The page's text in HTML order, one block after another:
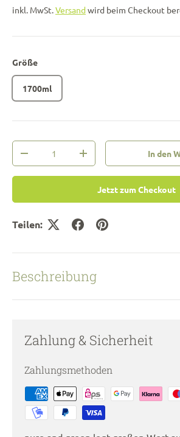
inkl. MwSt.Versandwird beim Checkout
Größe
1700ml
Anzahl
-
+ In den
Jetzt zum Checkout
Teilen:
Beschreibung
Zahlung & Sicherheit
Zahlungsmethoden